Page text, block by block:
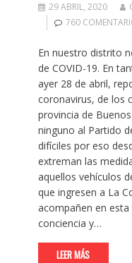
29 ABRIL, 2020
760
En nuestro distrito
de COVID-19. En
ayer 28 de abril,
coronavirus, de los
provincia de
ninguno al Partido
difíciles por eso
extreman las
aquellos vehículos
que ingresen a La
acompañen en
conciencia y…
LEER MÁS